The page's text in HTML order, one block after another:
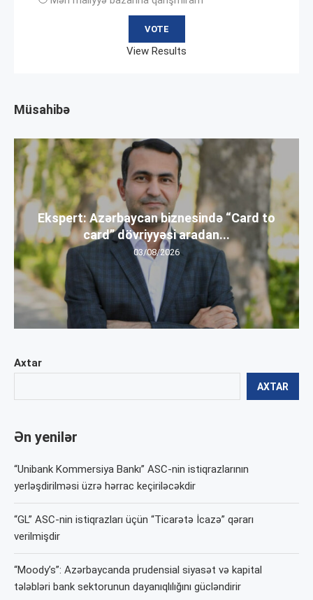
Axtar
AXTAR
Ən yenilər
“Unibank Kommersiya Bankı” ASC-nin istiqrazlarının
yerləşdirilməsi üzrə hərrac keçiriləcəkdir
“GL” ASC-nin istiqrazları üçün “Ticarətə İcazə” qərarı
verilmişdir
“Moody’s”: Azərbaycanda prudensial siyasət və kapital
tələbləri bank sektorunun dayanıqlılığını gücləndirir
View Results
Müsahibə
Ekspert: Azərbaycan biznesində “Card to
card” dövriyyəsi aradan...
03/08/2026